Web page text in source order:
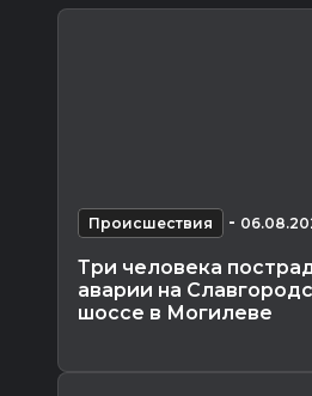
Происшествия -
Три человека
аварии на
шоссе в Могилеве